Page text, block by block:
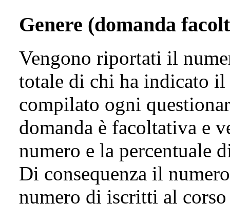
Genere (domanda
Vengono riportati il
totale di chi ha indicato il
compilato ogni
domanda è facoltativa e
numero e la percentuale
Di consequenza il
numero di iscritti al